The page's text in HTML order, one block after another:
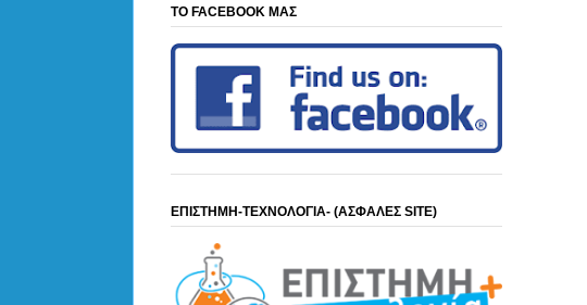
ΤΟ FACEBOOK ΜΑΣ
ΕΠΙΣΤΗΜΗ-ΤΕΧΝΟΛΟΓΙΑ- (ΑΣΦΑΛΕΣ SITE)